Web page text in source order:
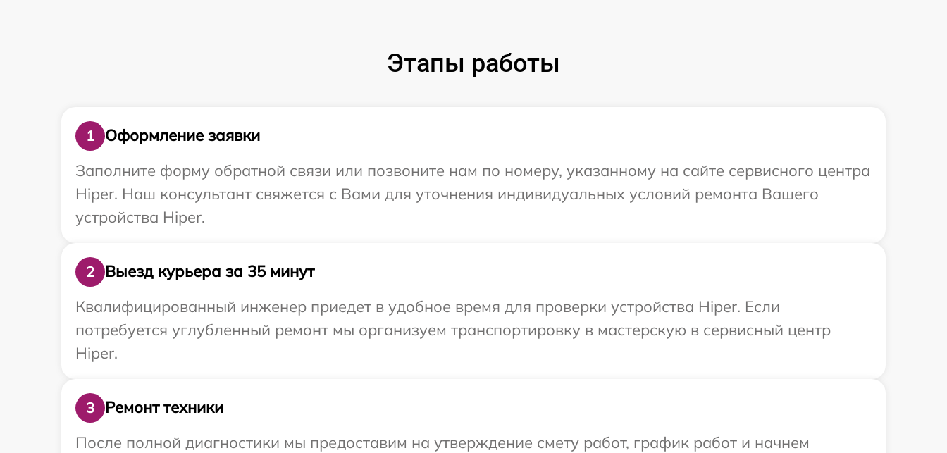
Этапы работы
1
Оформление заявки
Заполните форму обратной связи или позвоните нам по номеру, указанному на сайте сервисного центра
Hiper. Наш консультант свяжется с Вами для уточнения индивидуальных условий ремонта Вашего
устройства Hiper.
2
Выезд курьера за 35 минут
Квалифицированный инженер приедет в удобное время для проверки устройства Hiper. Если
потребуется углубленный ремонт мы организуем транспортировку в мастерскую в сервисный центр
Hiper.
3
Ремонт техники
После полной диагностики мы предоставим на утверждение смету работ, график работ и начнем